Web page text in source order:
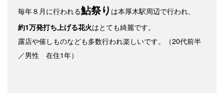
毎年８月に行われる鮎祭り は本厚木駅周辺で行われ、
約1万発打ち上げる花火はとても綺麗です。
露店や催しものなども多数行われ楽しいです。（20代前半
／男性 在住1年）